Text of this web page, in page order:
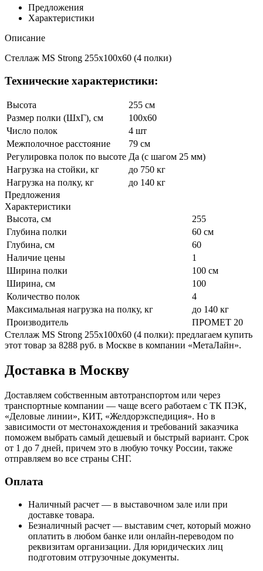
Предложения
Характеристики
Описание
Стеллаж MS Strong 255x100x60 (4 полки)
Технические характеристики:
Высота
255 см
Размер полки (ШхГ), см
100x60
Число полок
4 шт
Межполочное расстояние
79 см
Регулировка полок по высоте Да (с шагом 25 мм)
Нагрузка на стойки, кг
до 750 кг
Нагрузка на полку, кг
до 140 кг
Предложения
Характеристики
Высота, см
255
Глубина полки
60 см
Глубина, см
60
Наличие цены
1
Ширина полки
100 см
Ширина, см
100
Количество полок
4
Максимальная нагрузка на полку, кг
до 140 кг
Производитель
ПРОМЕТ 20
Стеллаж MS Strong 255x100x60 (4 полки): предлагаем купить
этот товар за 8288 руб. в Москве в компании «МетаЛайн».
Доставка в Москву
Доставляем собственным автотранспортом или через
транспортные компании — чаще всего работаем с ТК ПЭК,
«Деловые линии», КИТ, «Желдорэкспедиция». Но в
зависимости от местонахождения и требований заказчика
поможем выбрать самый дешевый и быстрый вариант. Срок
от 1 до 7 дней, причем это в любую точку России, также
отправляем во все страны СНГ.
Оплата
Наличный расчет — в выставочном зале или при
доставке товара.
Безналичный расчет — выставим счет, который можно
оплатить в любом банке или онлайн-переводом по
реквизитам организации. Для юридических лиц
подготовим отгрузочные документы.